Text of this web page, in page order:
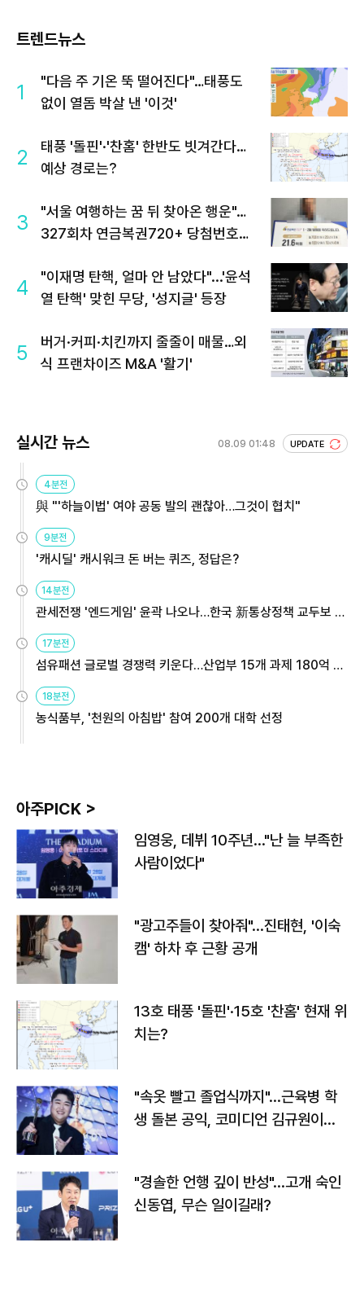
트렌드뉴스
1
"다음 주 기온 뚝 떨어진다"…태풍도
없이 열돔 박살 낸 '이것'
2
태풍 '돌핀'·'찬홈' 한반도 빗겨간다…
예상 경로는?
3
"서울 여행하는 꿈 뒤 찾아온 행운"…
327회차 연금복권720+ 당첨번호조
4
"이재명 탄핵, 얼마 안 남았다"...'윤석
열 탄핵' 맞힌 무당, '성지글' 등장
5
버거·커피·치킨까지 줄줄이 매물…외
식 프랜차이즈 M&A '활기'
실시간 뉴스 08.09 01:48 UPDATE
4분전
與 "'하늘이법' 여야 공동 발의 괜찮아…그것이 협치"
9분전
'캐시딜' 캐시워크 돈 버는 퀴즈, 정답은?
14분전
관세전쟁 '엔드게임' 윤곽 나오나…한국 新통상정책 교두보 활
용해야
17분전
섬유패션 글로벌 경쟁력 키운다…산업부 15개 과제 180억 지
원
18분전
농식품부, '천원의 아침밥' 참여 200개 대학 선정
아주PICK >
임영웅, 데뷔 10주년…"난 늘 부족한
사람이었다"
"광고주들이 찾아줘"…진태현, '이숙
캠' 하차 후 근황 공개
13호 태풍 '돌핀'·15호 '찬홈' 현재 위
치는?
"속옷 빨고 졸업식까지"…근육병 학
생 돌본 공익, 코미디언 김규원이었
"경솔한 언행 깊이 반성"…고개 숙인
신동엽, 무슨 일이길래?